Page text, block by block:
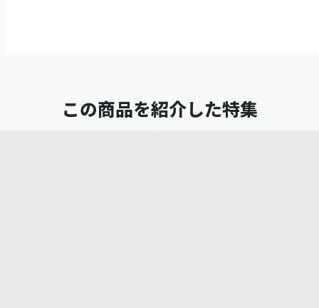
この商品を紹介した特集